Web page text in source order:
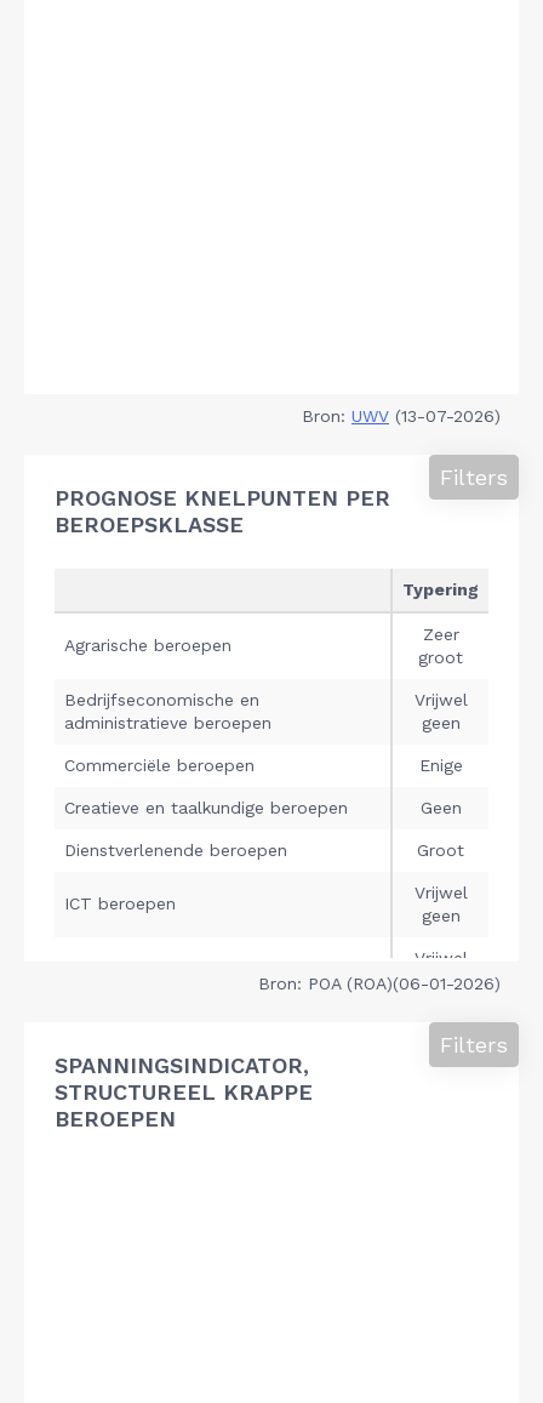
Bron: UWV (13-07-2026)
PROGNOSE KNELPUNTEN PER
BEROEPSKLASSE
Filters
Bron: POA (ROA)(06-01-2026)
SPANNINGSINDICATOR,
STRUCTUREEL KRAPPE
BEROEPEN
Filters